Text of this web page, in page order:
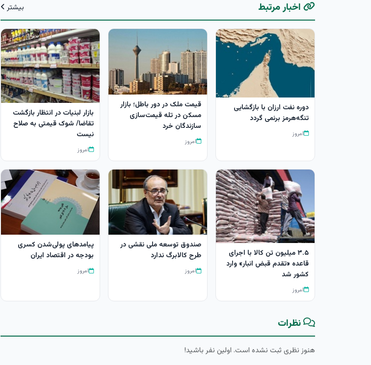
اخبار مرتبط بیشتر
دوره نفت ارزان با بازگشایی
تنگه‌هرمز برنمی گردد
امروز
قیمت ملک در دور باطل؛ بازار
مسکن در تله قیمت‌سازی
سازندگان خرد
امروز
بازار لبنیات در انتظار بازگشت
تقاضا/ شوک قیمتی به صلاح
نیست
امروز
۳.۵ میلیون تن کالا با اجرای
قاعده «تقدم قبض انبار» وارد
کشور شد
امروز
صندوق توسعه ملی نقشی در
طرح کالابرگ ندارد
امروز
پیامدهای پولی‌شدن کسری
بودجه در اقتصاد ایران
امروز
نظرات
هنوز نظری ثبت نشده است. اولین نفر باشید!